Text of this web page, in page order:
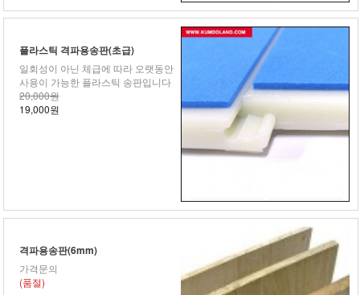
플라스틱 격파용송판(초급)
일회성이 아닌 체급에 따라 오랫동안
사용이 가능한 플라스틱 송판입니다
20,000원
19,000원
격파용송판(6mm)
가격문의
(품절)